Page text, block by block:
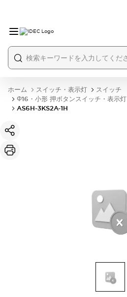
ホーム スイッチ・表示灯
スイッチ
Φ16・小形 押ボタンスイッチ・表示灯
AS6H-3KS2A-1H